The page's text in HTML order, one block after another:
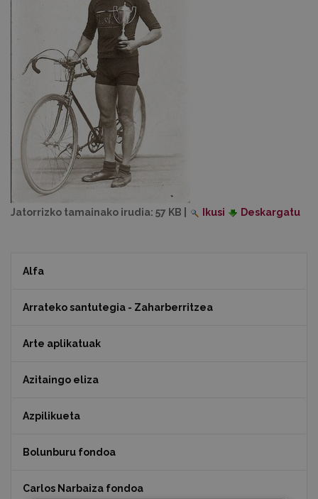
Jatorrizko tamainako irudia: 57 KB Ikusi Deskargatu
Alfa
Arrateko santutegia - Zaharberritzea
Arte aplikatuak
Azitaingo eliza
Azpilikueta
Bolunburu fondoa
Carlos Narbaiza fondoa